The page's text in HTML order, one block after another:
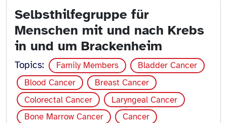
Selbsthilfegruppe für
Menschen mit und nach Krebs
in und um Brackenheim
Topics: Family Members
Bladder Cancer
Blood Cancer
Breast Cancer
Colorectal Cancer
Laryngeal Cancer
Bone Marrow Cancer
Cancer